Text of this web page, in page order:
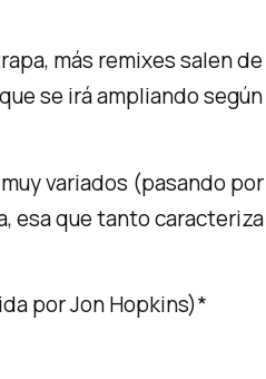
más remixes salen
se irá ampliando
variados (pasando
esa que tanto
por Jon Hopkins)*